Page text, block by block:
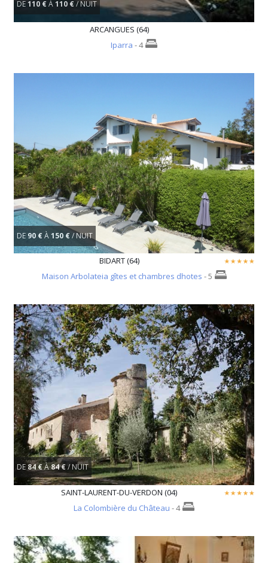
DE110 €À110 €/ NUIT
ARCANGUES (64)
Iparra - 4
DE 90 €À150 €/ NUIT
BIDART (64)
Maison Arbolateia gîtes et chambres dhotes - 5
DE84 €À84 €/ NUIT
SAINT-LAURENT-DU-VERDON (04)
La Colombière du Château - 4